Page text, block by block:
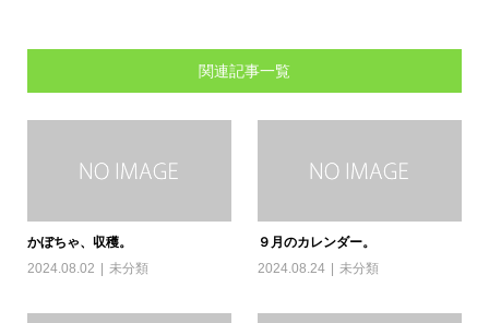
関連記事一覧
かぼちゃ、収穫。
2024.08.02
未分類
９月のカレンダー。
2024.08.24
未分類